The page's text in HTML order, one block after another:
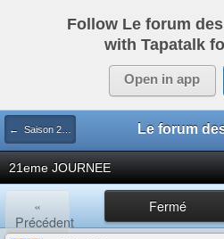
Follow Le forum
with Tapatalk
Open in app
← Saison 2025/2026
21eme JOURNEE
Fermé
«
Précédent